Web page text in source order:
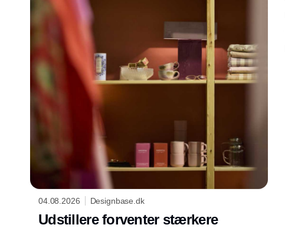
04.08.2026 Designbase.dk
Udstillere forventer stærkere